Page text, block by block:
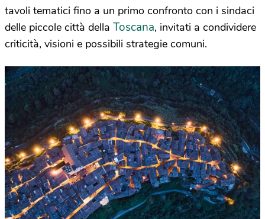
tavoli tematici fino a un primo confronto con i sindaci
delle piccole città della Toscana, invitati a condividere
criticità, visioni e possibili strategie comuni.